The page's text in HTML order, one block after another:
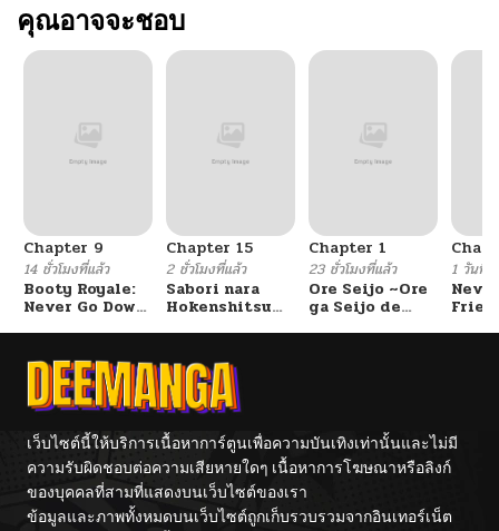
คุณอาจจะชอบ
Chapter 9
14 ชั่วโมงที่แล้ว
Booty Royale:
Never Go Down
Chapter 15
2 ชั่วโมงที่แล้ว
Sabori nara
Hokenshitsu
Chapter 1
23 ชั่วโมงที่แล้ว
Ore Seijo ~Ore
ga Seijo de
1 วันที่แ
เว็บไซต์นี้ให้บริการเนื้อหาการ์ตูนเพื่อความบันเทิงเท่านั้นและไม่มี
ความรับผิดชอบต่อความเสียหายใดๆ เนื้อหาการโฆษณาหรือลิงก์
ของบุคคลที่สามที่แสดงบนเว็บไซต์ของเรา
ข้อมูลและภาพทั้งหมดบนเว็บไซต์ถูกเก็บรวบรวมจากอินเทอร์เน็ต